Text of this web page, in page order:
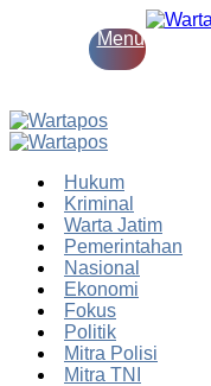
Menu
Hukum
Kriminal
Warta Jatim
Pemerintahan
Nasional
Ekonomi
Fokus
Politik
Mitra Polisi
Mitra TNI